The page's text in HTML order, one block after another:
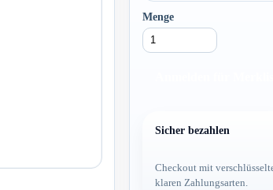
Menge
Sicher bezahlen
Checkout mit
klaren Zahlungsarten.